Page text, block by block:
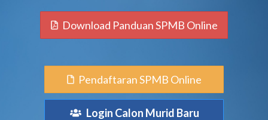
Download Panduan SPMB Online
Pendaftaran SPMB Online
Login Calon Murid Baru